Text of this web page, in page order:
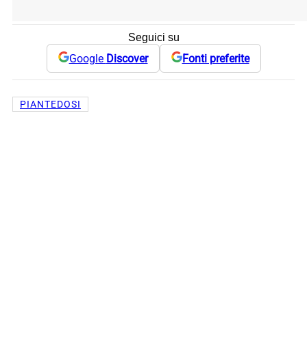
Seguici su
Google Discover Fonti preferite
PIANTEDOSI